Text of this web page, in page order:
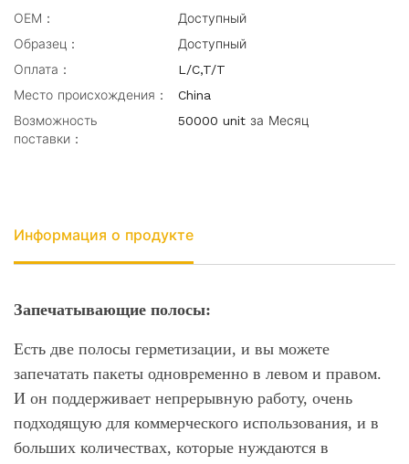
ОЕМ：
Доступный
Образец：
Доступный
Оплата：
L/C,T/T
Место происхождения：
China
Возможность
поставки：
50000 unit за Месяц
Информация о продукте